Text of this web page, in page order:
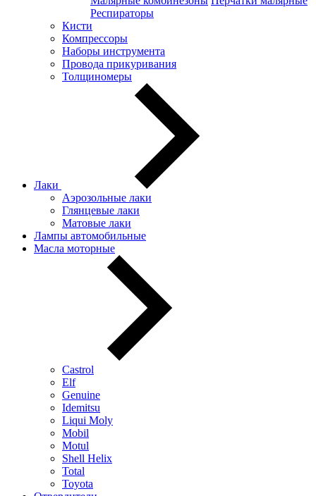
Респираторы
Кисти
Компрессоры
Наборы инструмента
Провода прикуривания
Толщиномеры
Лаки
Аэрозольные лаки
Глянцевые лаки
Матовые лаки
Лампы автомобильные
Масла моторные
Castrol
Elf
Genuine
Idemitsu
Liqui Moly
Mobil
Motul
Shell Helix
Total
Toyota